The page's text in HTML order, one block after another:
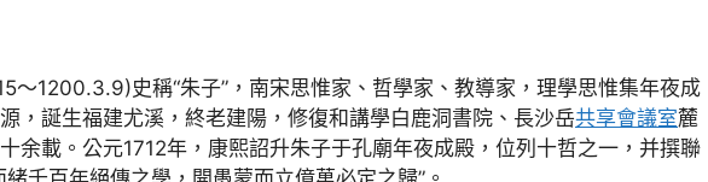
～1200.3.9)史稱“朱子”，南宋思惟家、哲學家、教導家，理學思惟集年夜成
，誕生福建尤溪，終老建陽，修復和講學白鹿洞書院、長沙岳共享會議室麓
余載。公元1712年，康熙詔升朱子于孔廟年夜成殿，位列十哲之一，并撰聯